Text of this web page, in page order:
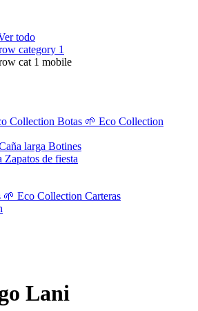
todo
Collection Botas 🌱 Eco Collection
larga Botines
Zapatos de fiesta
🌱 Eco Collection Carteras
Lani